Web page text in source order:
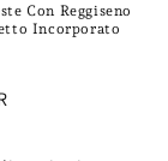
Con Reggiseno
Incorporato